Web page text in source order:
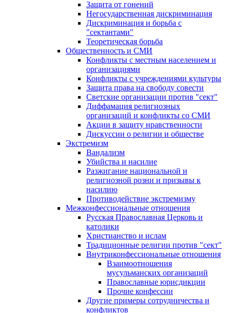
Защита от гонений
Негосударственная дискриминация
Дискриминация и борьба с
"сектантами"
Теоретическая борьба
Общественность и СМИ
Конфликты с местным населением и
организациями
Конфликты с учреждениями культуры
Защита права на свободу совести
Светские организации против "сект"
Диффамация религиозных
организаций и конфликты со СМИ
Акции в защиту нравственности
Дискуссии о религии и обществе
Экстремизм
Вандализм
Убийства и насилие
Разжигание национальной и
религиозной розни и призывы к
насилию
Противодействие экстремизму
Межконфессиональные отношения
Русская Православная Церковь и
католики
Христианство и ислам
Традиционные религии против "сект"
Внутриконфессиональные отношения
Взаимоотношения
мусульманских организаций
Православные юрисдикции
Прочие конфессии
Другие примеры сотрудничества и
конфликтов